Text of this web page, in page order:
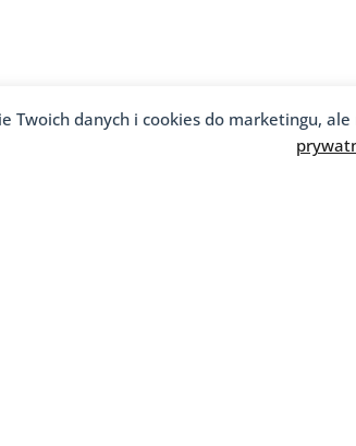
Twoich danych i cookies do marketingu,